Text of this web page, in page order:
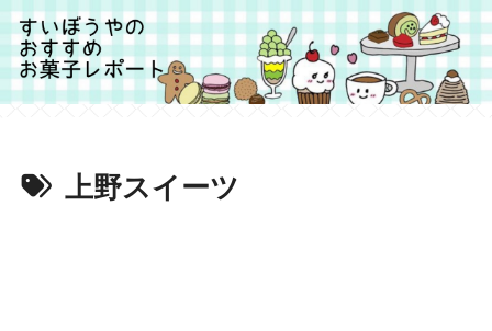
上野スイーツ